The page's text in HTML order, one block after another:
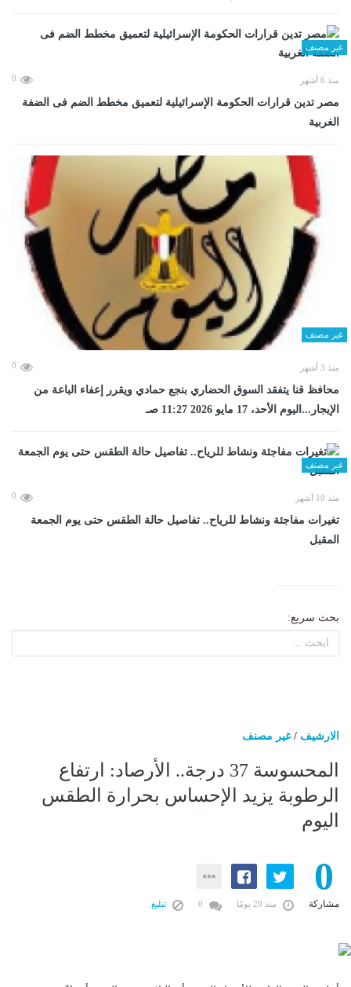
غير مصنف
منذ 6 أشهر 0
مصر تدين قرارات الحكومة الإسرائيلية لتعميق مخطط الضم فى الضفة
الغربية
غير مصنف
منذ 3 أشهر 0
محافظ قنا يتفقد السوق الحضاري بنجع حمادي ويقرر إعفاء الباعة من
الإيجار...اليوم الأحد، 17 مايو 2026 11:27 صـ
غير مصنف
منذ 10 أشهر 0
تغيرات مفاجئة ونشاط للرياح.. تفاصيل حالة الطقس حتى يوم الجمعة
المقبل
بحث سريع:
الارشيف /غير مصنف
المحسوسة 37 درجة.. الأرصاد: ارتفاع
الرطوبة يزيد الإحساس بحرارة الطقس
اليوم
0
مشاركة منذ 29 يومًا تبليغ